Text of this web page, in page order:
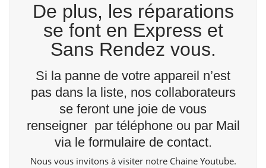
De plus, les réparations
se font en Express et
Sans Rendez vous.
Si la panne de votre appareil n’est
pas dans la liste, nos collaborateurs
se feront une joie de vous
renseigner par téléphone ou par Mail
via le formulaire de contact.
Nous vous invitons à visiter notre Chaine Youtube.